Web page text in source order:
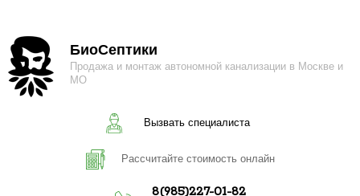
БиоСептики
Продажа и монтаж автономной канализации в Москве и
МО
Вызвать специалиста
Рассчитайте стоимость онлайн
8(985)227-01-82